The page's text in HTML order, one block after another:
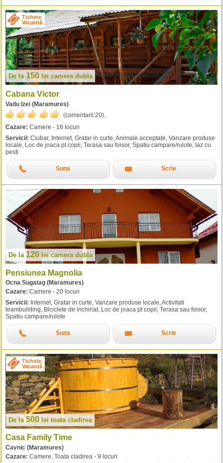
Tichete
Vacanță
De la 150 lei camera dubla
Cabana Victor
Vadu Izei (Maramures)
(comentarii:20).
Cazare: Camere - 16 locuri
Servicii: Ciubar, Internet, Gratar in curte, Animale acceptate, Vanzare produse
locale, Loc de joaca pt copii, Terasa sau foisor, Spatiu campare/rulote, Iaz cu
pesti
Suna Scrie
De la 120 leicamera dubla
Pensiunea Magnolia
Ocna Sugatag (Maramures)
Cazare: Camere - 20 locuri
Servicii: Internet, Gratar in curte, Vanzare produse locale, Activitati
teambuilding, Biciclete de inchiriat, Loc de joaca pt copii, Terasa sau foisor,
Spatiu campare/rulote
Suna Scrie
Tichete
Vacanță
De la 500 lei toata cladirea
Casa Family Time
Cavnic (Maramures)
Cazare: Camere, Toata cladirea - 9 locuri